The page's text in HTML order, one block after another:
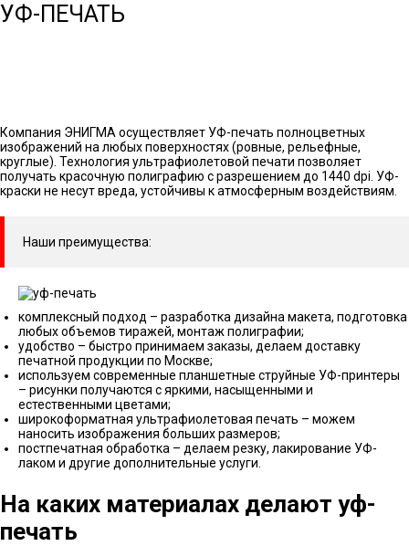
УФ-ПЕЧАТЬ
Компания ЭНИГМА осуществляет УФ-печать полноцветных
изображений на любых поверхностях (ровные, рельефные,
круглые). Технология ультрафиолетовой печати позволяет
получать красочную полиграфию с разрешением до 1440 dpi. УФ-
краски не несут вреда, устойчивы к атмосферным воздействиям.
Наши преимущества:
комплексный подход – разработка дизайна макета, подготовка
любых объемов тиражей, монтаж полиграфии;
удобство – быстро принимаем заказы, делаем доставку
печатной продукции по Москве;
используем современные планшетные струйные УФ-принтеры
– рисунки получаются с яркими, насыщенными и
естественными цветами;
широкоформатная ультрафиолетовая печать – можем
наносить изображения больших размеров;
постпечатная обработка – делаем резку, лакирование УФ-
лаком и другие дополнительные услуги.
На каких материалах делают уф-
печать